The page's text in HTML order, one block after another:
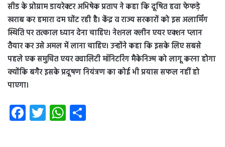
सीड के प्रोग्राम डायरेक्टर अभिषेक प्रताप ने कहा कि दूषित हवा फेफड़े
खराब कर हमारा दम घोंट रही है। केंद्र व राज्य सरकारों को इस अलार्मिंग
स्थिति पर तत्काल ध्यान देना चाहिए। नेशनल क्लीन एयर एक्शन प्लान
तैयार कर उसे अमल में लाना चाहिए। उन्होंने कहा कि इसके लिए सबसे
पहले एक समुचित एयर क्वालिटी मॉनिटरिंग मैकेनिज्म को लागू करना होगा
क्योंकि बगैर इसके प्रदूषण नियंत्रण का कोई भी प्रयास सफल नहीं हो
पाएगा।
Fa
ce
T
wi
W
ha